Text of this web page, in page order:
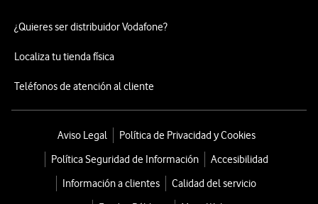
¿Quieres ser distribuidor Vodafone?
Localiza tu tienda física
Teléfonos de atención al cliente
Aviso Legal
Política de Privacidad y Cookies
Política Seguridad de Información
Accesibilidad
Información a clientes
Calidad del servicio